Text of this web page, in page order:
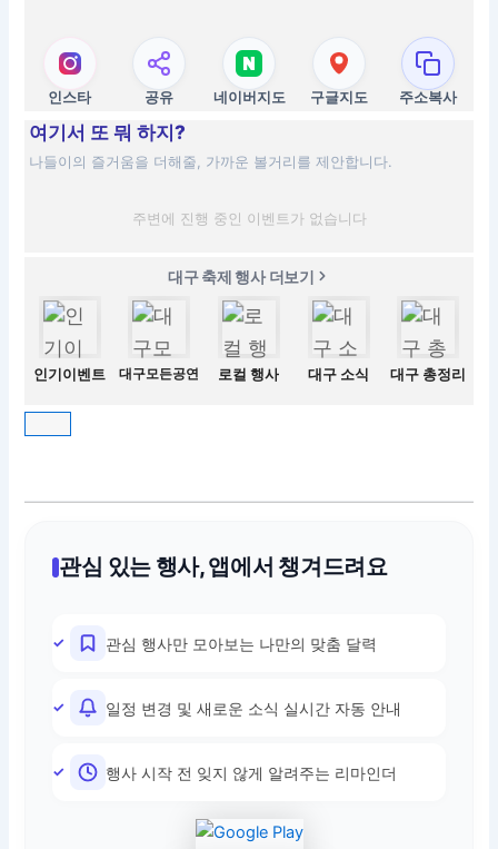
인스타 공유 네이버지도 구글지도 주소복사
여기서 또 뭐 하지?
나들이의 즐거움을 더해줄, 가까운 볼거리를 제안합니다.
주변에 진행 중인 이벤트가 없습니다
대구 축제 행사 더보기
인기이벤트 대구모든공연 로컬 행사 대구 소식 대구 총정리
관심 있는 행사, 앱에서 챙겨드려요
관심 행사만 모아보는 나만의 맞춤 달력
일정 변경 및 새로운 소식 실시간 자동 안내
행사 시작 전 잊지 않게 알려주는 리마인더